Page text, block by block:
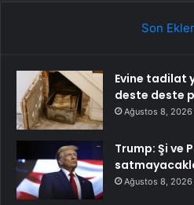
Son
Evine tadilat
deste deste
Ağustos 8, 2026
Trump: Şi ve
Ağustos 8, 2026